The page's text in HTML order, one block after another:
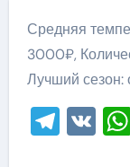
Средняя
3000₽,
Лучший сезон: